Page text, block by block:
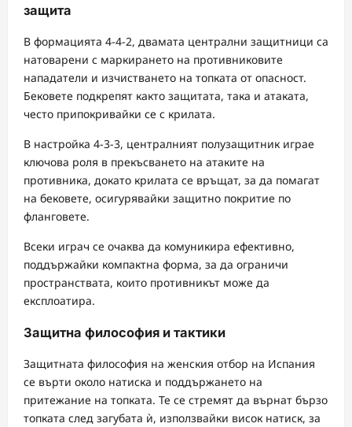
защита
В формацията 4-4-2, двамата централни защитници са
натоварени с маркирането на противниковите
нападатели и изчистването на топката от опасност.
Бековете подкрепят както защитата, така и атаката,
често припокривайки се с крилата.
В настройка 4-3-3, централният полузащитник играе
ключова роля в прекъсването на атаките на
противника, докато крилата се връщат, за да помагат
на бековете, осигурявайки защитно покритие по
фланговете.
Всеки играч се очаква да комуникира ефективно,
поддържайки компактна форма, за да ограничи
пространствата, които противникът може да
експлоатира.
Защитна философия и тактики
Защитната философия на женския отбор на Испания
се върти около натиска и поддържането на
притежание на топката. Те се стремят да върнат бързо
топката след загубата ѝ, използвайки висок натиск, за